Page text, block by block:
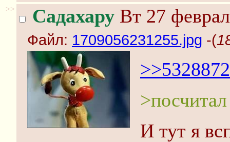
>> Садахару Вт 27
Файл: 1709056231255.jpg -(
>>5328872
>посчитал
И тут я